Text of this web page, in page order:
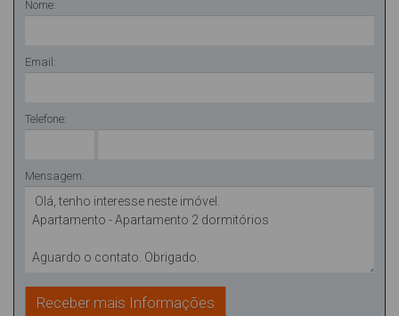
Nome:
Email:
Telefone:
Mensagem: